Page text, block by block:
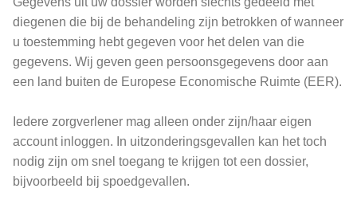
diegenen die bij de behandeling zijn betrokken of wanneer
u toestemming hebt gegeven voor het delen van die
gegevens. Wij geven geen persoonsgegevens door aan
een land buiten de Europese Economische Ruimte (EER).
Iedere zorgverlener mag alleen onder zijn/haar eigen
account inloggen. In uitzonderingsgevallen kan het toch
nodig zijn om snel toegang te krijgen tot een dossier,
bijvoorbeeld bij spoedgevallen.